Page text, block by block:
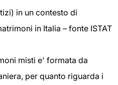
in un contesto di
in Italia – fonte ISTAT
misti e' formata da
per quanto riguarda i